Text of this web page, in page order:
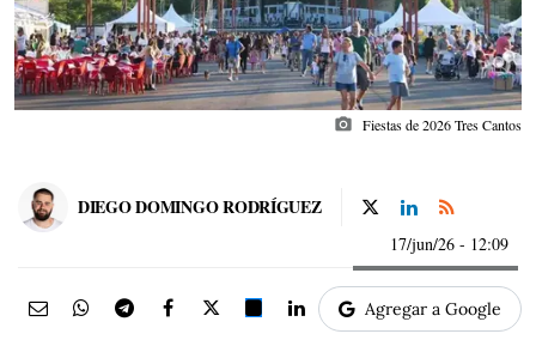
photo_camera Fiestas de 2026 Tres Cantos
DIEGO DOMINGO RODRÍGUEZ
17/jun/26 - 12:09
Agregar a Google